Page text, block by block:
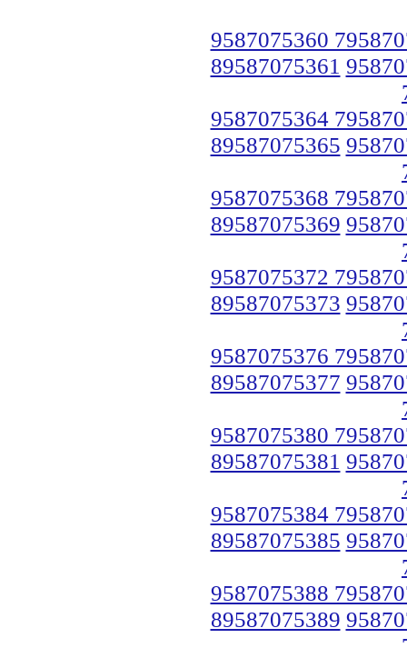
9587075360
89587075361
9587075364
89587075365
9587075368
89587075369
9587075372
89587075373
9587075376
89587075377
9587075380
89587075381
9587075384
89587075385
9587075388
89587075389